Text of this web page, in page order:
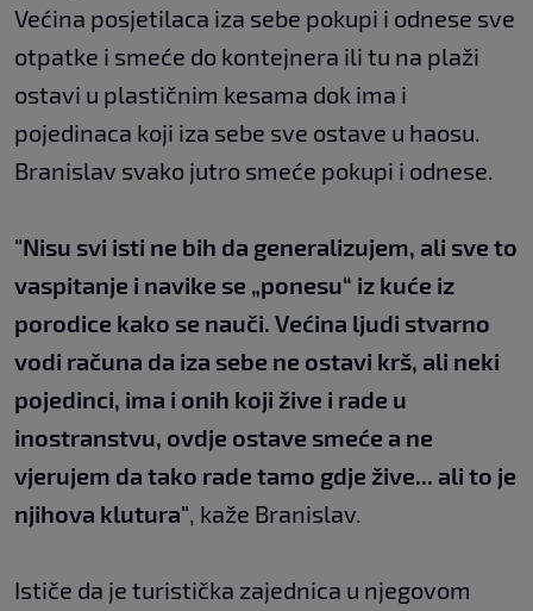
Većina posjetilaca iza sebe pokupi i odnese sve
otpatke i smeće do kontejnera ili tu na plaži
ostavi u plastičnim kesama dok ima i
pojedinaca koji iza sebe sve ostave u haosu.
Branislav svako jutro smeće pokupi i odnese.
"Nisu svi isti ne bih da generalizujem, ali sve to
vaspitanje i navike se „ponesu“ iz kuće iz
porodice kako se nauči. Većina ljudi stvarno
vodi računa da iza sebe ne ostavi krš, ali neki
pojedinci, ima i onih koji žive i rade u
inostranstvu, ovdje ostave smeće a ne
vjerujem da tako rade tamo gdje žive... ali to je
njihova klutura", kaže Branislav.
Ističe da je turistička zajednica u njegovom